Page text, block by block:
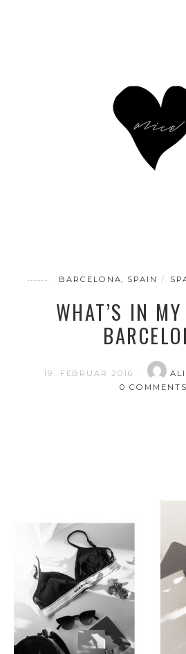
BARCELONA, SPAIN
WHAT’S IN
19. FEBRUAR 2016
0 COMMENTS